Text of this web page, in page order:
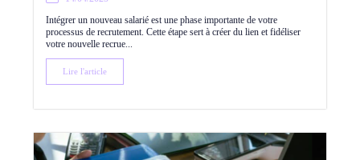
Intégrer un nouveau salarié est une phase importante de votre
processus de recrutement. Cette étape sert à créer du lien et fidéliser
votre nouvelle recrue...
Lire l'article